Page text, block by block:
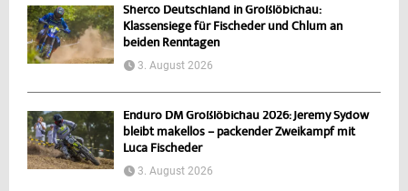
Sherco Deutschland in Großlöbichau:
Klassensiege für Fischeder und Chlum an
beiden Renntagen
3. August 2026
Enduro DM Großlöbichau 2026: Jeremy Sydow
bleibt makellos – packender Zweikampf mit
Luca Fischeder
3. August 2026